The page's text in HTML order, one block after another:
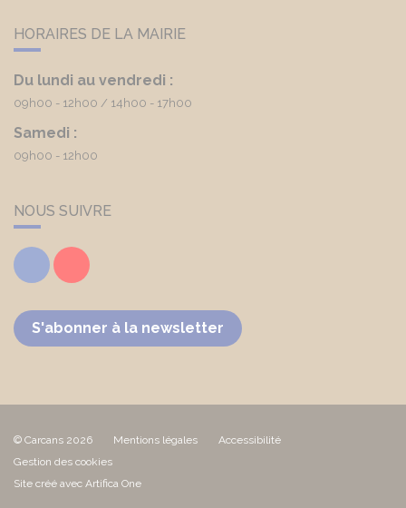
HORAIRES DE LA MAIRIE
Du lundi au vendredi :
09h00 - 12h00 14h00 - 17h00
Samedi :
09h00 - 12h00
NOUS SUIVRE
FacebookYoutube
S'abonner à la newsletter
© Carcans 2026 Mentions légales
Accessibilité
Gestion des cookies
Site créé avec Artifica One